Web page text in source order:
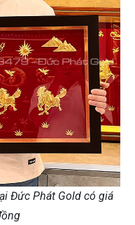
Đức Phát Gold có giá